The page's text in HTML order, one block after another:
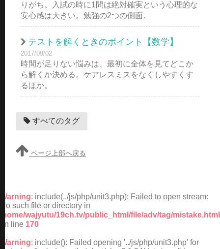
りがち。入試の時に1問は絶対確実という心理的な
安心感は大きい。勉強の2つの側面。
テストを解くときのポイント【数学】
2017/09/02
時間が足りない悩みは、最初に全体を見てどこか
ら解くか決める。ケアレスミスをなくしやすくす
るほか。
すべてのタグ
ページ上部へ戻る
Warning: include(../js/php/unit3.php): Failed to open stream:
No such file or directory in
/home/wajyutu/19ch.tv/public_html/file/adv/tag/mistake.html
on line 170
Warning: include(): Failed opening '../js/php/unit3.php' for